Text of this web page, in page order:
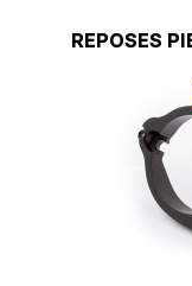
REPOSES